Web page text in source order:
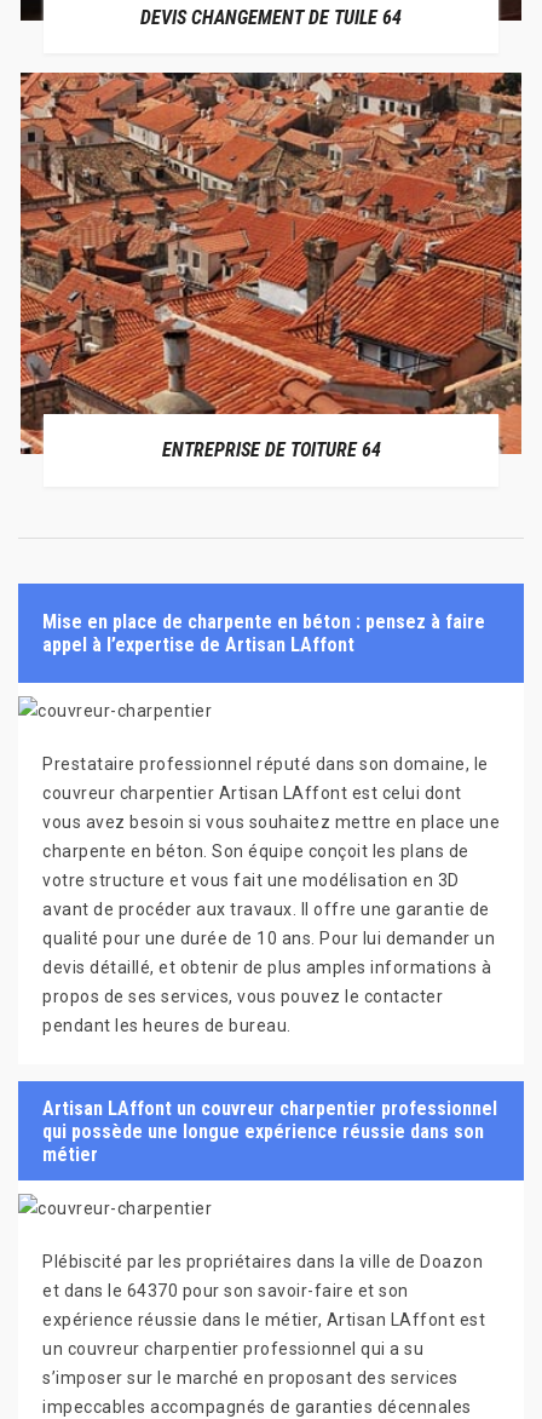
DEVIS CHANGEMENT DE TUILE 64
ENTREPRISE DE TOITURE 64
Mise en place de charpente en béton : pensez à faire
appel à l’expertise de Artisan LAffont
Prestataire professionnel réputé dans son domaine, le
couvreur charpentier Artisan LAffont est celui dont
vous avez besoin si vous souhaitez mettre en place une
charpente en béton. Son équipe conçoit les plans de
votre structure et vous fait une modélisation en 3D
avant de procéder aux travaux. Il offre une garantie de
qualité pour une durée de 10 ans. Pour lui demander un
devis détaillé, et obtenir de plus amples informations à
propos de ses services, vous pouvez le contacter
pendant les heures de bureau.
Artisan LAffont un couvreur charpentier professionnel
qui possède une longue expérience réussie dans son
métier
Plébiscité par les propriétaires dans la ville de Doazon
et dans le 64370 pour son savoir-faire et son
expérience réussie dans le métier, Artisan LAffont est
un couvreur charpentier professionnel qui a su
s’imposer sur le marché en proposant des services
impeccables accompagnés de garanties décennales